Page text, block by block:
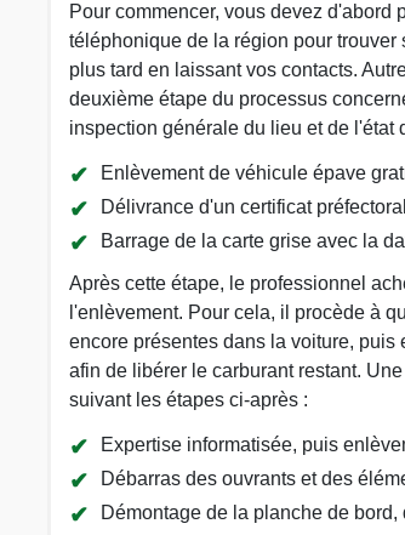
Pour commencer, vous devez d'abord
téléphonique de la région pour
plus tard en laissant vos contacts.
deuxième étape du processus
inspection générale du lieu et de l'état
Enlèvement de véhicule épave
Délivrance d'un certificat
Barrage de la carte grise avec la
Après cette étape, le professionnel
l'enlèvement. Pour cela, il procède à
encore présentes dans la voiture,
afin de libérer le carburant restant.
suivant les étapes ci-après :
Expertise informatisée, puis
Débarras des ouvrants et des
Démontage de la planche de